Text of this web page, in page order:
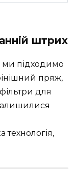
штрих
ми підходимо
пряж,
для
технологія,